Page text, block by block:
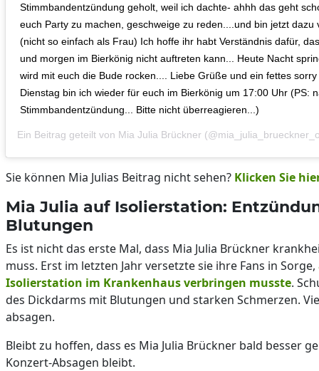
Stimmbandentzündung geholt, weil ich dachte- ahhh das geht
euch Party zu machen, geschweige zu reden....und bin jetzt
(nicht so einfach als Frau) Ich hoffe ihr habt Verständnis dafür,
und morgen im Bierkönig nicht auftreten kann... Heute Nacht
wird mit euch die Bude rocken.... Liebe Grüße und ein fettes
Dienstag bin ich wieder für euch im Bierkönig um 17:00 Uhr (PS:
Stimmbandentzündung... Bitte nicht überreagieren...)
Ein Beitrag geteilt von Mia Julia Brückner
Sie können Mia Julias Beitrag nicht sehen? Klicken Sie
Mia Julia auf Isolierstation:
Blutungen
Es ist nicht das erste Mal, dass Mia Julia Brückner
muss. Erst im letzten Jahr versetzte sie ihre Fans in Sorge,
Isolierstation im Krankenhaus verbringen musste.
des Dickdarms mit Blutungen und starken Schmerzen.
absagen.
Bleibt zu hoffen, dass es Mia Julia Brückner bald besser
Konzert-Absagen bleibt.